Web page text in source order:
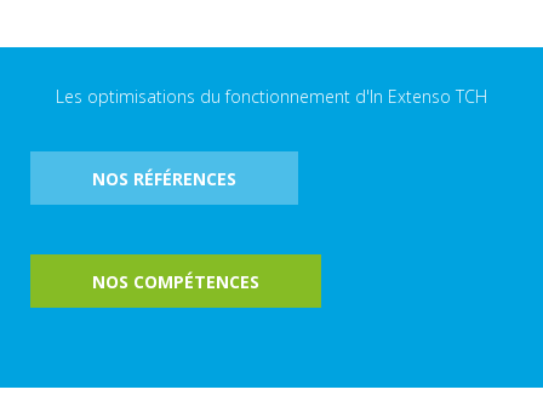
Les optimisations du fonctionnement d'In Extenso TCH
NOS RÉFÉRENCES
NOS COMPÉTENCES